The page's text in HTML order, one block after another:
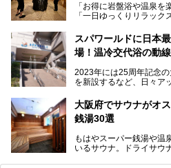
見どころが盛りだくさん
ろん、休日にゆったり過
本記事では、そんなリニ
紹介します。これから「
い。
「お得に岩盤浴や温泉を
「一日ゆっくりリラック
利用できる「神州温泉
あるごの湯は、大阪府豊
チムジルバン（岩盤浴）
タイムまで満喫できる長
る迫力ある熱波パフォー
のう”体験をしっかり楽
ケやボウリングといった
で“遊び+癒し”の一日を
スパワールドに日本
場！温冷交代浴の動
2023年には25周年記念
を新設するなど、日々ア
そんなスパワールドが
室や日本最大級140人収
アルオープン！浴室であ
大規模リニューアルの全
オープンイベントに行っ
大阪府でサウナがオ
銭湯30選
もはやスーパー銭湯や温
いるサウナ。ドライサウ